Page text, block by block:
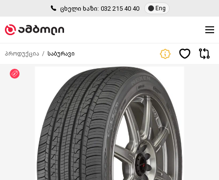
ცხელი ხაზი: 032 215 40 40 Eng
პროდუქცია საბურავი